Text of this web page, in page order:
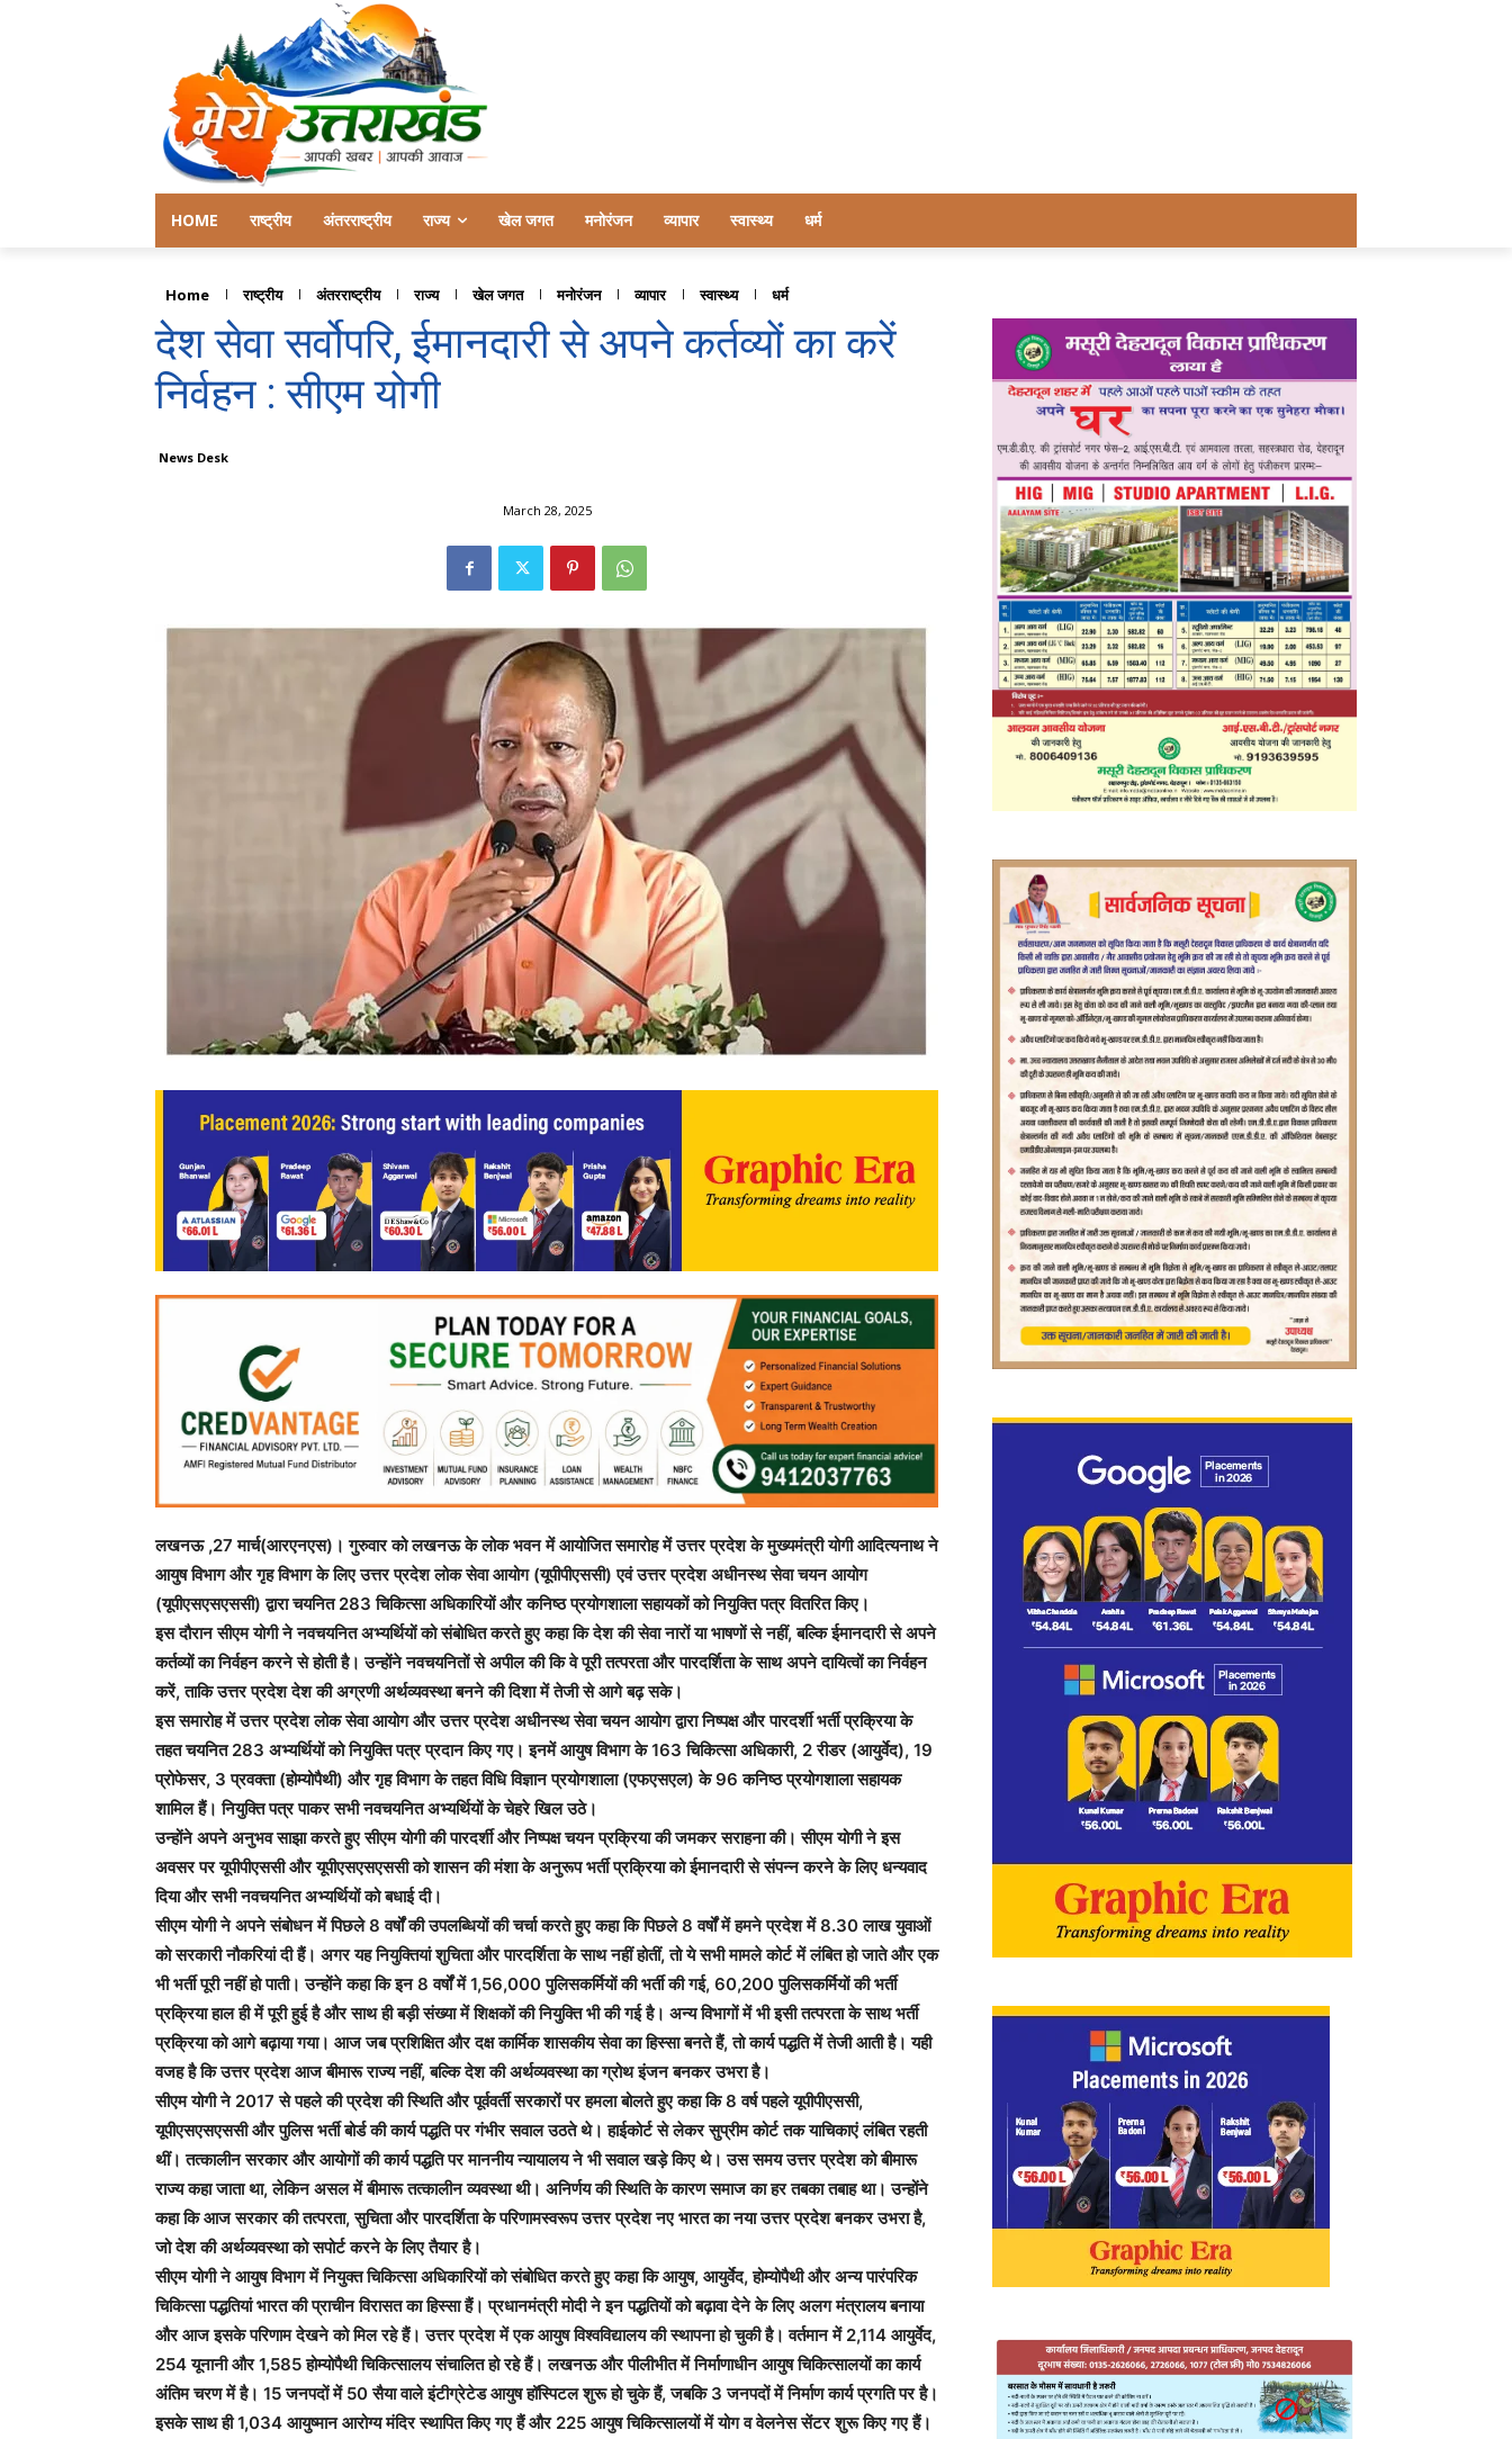
HOME राष्ट्रीय अंतरराष्ट्रीय राज्य खेल जगत मनोरंजन व्यापार स्वास्थ्य धर्म
Home राष्ट्रीय अंतरराष्ट्रीय राज्य खेल जगत मनोरंजन व्यापार स्वास्थ्य धर्म
देश सेवा सर्वोपरि, ईमानदारी से अपने कर्तव्यों का करें
निर्वहन : सीएम योगी
News Desk
March 28, 2025
लखनऊ ,27 मार्च(आरएनएस)। गुरुवार को लखनऊ के लोक भवन में आयोजित समारोह में उत्तर प्रदेश के मुख्यमंत्री योगी आदित्यनाथ ने
आयुष विभाग और गृह विभाग के लिए उत्तर प्रदेश लोक सेवा आयोग (यूपीपीएससी) एवं उत्तर प्रदेश अधीनस्थ सेवा चयन आयोग
(यूपीएसएसएससी) द्वारा चयनित 283 चिकित्सा अधिकारियों और कनिष्ठ प्रयोगशाला सहायकों को नियुक्ति पत्र वितरित किए।
इस दौरान सीएम योगी ने नवचयनित अभ्यर्थियों को संबोधित करते हुए कहा कि देश की सेवा नारों या भाषणों से नहीं, बल्कि ईमानदारी से अपने
कर्तव्यों का निर्वहन करने से होती है। उन्होंने नवचयनितों से अपील की कि वे पूरी तत्परता और पारदर्शिता के साथ अपने दायित्वों का निर्वहन
करें, ताकि उत्तर प्रदेश देश की अग्रणी अर्थव्यवस्था बनने की दिशा में तेजी से आगे बढ़ सके।
इस समारोह में उत्तर प्रदेश लोक सेवा आयोग और उत्तर प्रदेश अधीनस्थ सेवा चयन आयोग द्वारा निष्पक्ष और पारदर्शी भर्ती प्रक्रिया के
तहत चयनित 283 अभ्यर्थियों को नियुक्ति पत्र प्रदान किए गए। इनमें आयुष विभाग के 163 चिकित्सा अधिकारी, 2 रीडर (आयुर्वेद), 19
प्रोफेसर, 3 प्रवक्ता (होम्योपैथी) और गृह विभाग के तहत विधि विज्ञान प्रयोगशाला (एफएसएल) के 96 कनिष्ठ प्रयोगशाला सहायक
शामिल हैं। नियुक्ति पत्र पाकर सभी नवचयनित अभ्यर्थियों के चेहरे खिल उठे।
उन्होंने अपने अनुभव साझा करते हुए सीएम योगी की पारदर्शी और निष्पक्ष चयन प्रक्रिया की जमकर सराहना की। सीएम योगी ने इस
अवसर पर यूपीपीएससी और यूपीएसएसएससी को शासन की मंशा के अनुरूप भर्ती प्रक्रिया को ईमानदारी से संपन्न करने के लिए धन्यवाद
दिया और सभी नवचयनित अभ्यर्थियों को बधाई दी।
सीएम योगी ने अपने संबोधन में पिछले 8 वर्षों की उपलब्धियों की चर्चा करते हुए कहा कि पिछले 8 वर्षों में हमने प्रदेश में 8.30 लाख युवाओं
को सरकारी नौकरियां दी हैं। अगर यह नियुक्तियां शुचिता और पारदर्शिता के साथ नहीं होतीं, तो ये सभी मामले कोर्ट में लंबित हो जाते और एक
भी भर्ती पूरी नहीं हो पाती। उन्होंने कहा कि इन 8 वर्षों में 1,56,000 पुलिसकर्मियों की भर्ती की गई, 60,200 पुलिसकर्मियों की भर्ती
प्रक्रिया हाल ही में पूरी हुई है और साथ ही बड़ी संख्या में शिक्षकों की नियुक्ति भी की गई है। अन्य विभागों में भी इसी तत्परता के साथ भर्ती
प्रक्रिया को आगे बढ़ाया गया। आज जब प्रशिक्षित और दक्ष कार्मिक शासकीय सेवा का हिस्सा बनते हैं, तो कार्य पद्धति में तेजी आती है। यही
वजह है कि उत्तर प्रदेश आज बीमारू राज्य नहीं, बल्कि देश की अर्थव्यवस्था का ग्रोथ इंजन बनकर उभरा है।
सीएम योगी ने 2017 से पहले की प्रदेश की स्थिति और पूर्ववर्ती सरकारों पर हमला बोलते हुए कहा कि 8 वर्ष पहले यूपीपीएससी,
यूपीएसएसएससी और पुलिस भर्ती बोर्ड की कार्य पद्धति पर गंभीर सवाल उठते थे। हाईकोर्ट से लेकर सुप्रीम कोर्ट तक याचिकाएं लंबित रहती
थीं। तत्कालीन सरकार और आयोगों की कार्य पद्धति पर माननीय न्यायालय ने भी सवाल खड़े किए थे। उस समय उत्तर प्रदेश को बीमारू
राज्य कहा जाता था, लेकिन असल में बीमारू तत्कालीन व्यवस्था थी। अनिर्णय की स्थिति के कारण समाज का हर तबका तबाह था। उन्होंने
कहा कि आज सरकार की तत्परता, सुचिता और पारदर्शिता के परिणामस्वरूप उत्तर प्रदेश नए भारत का नया उत्तर प्रदेश बनकर उभरा है,
जो देश की अर्थव्यवस्था को सपोर्ट करने के लिए तैयार है।
सीएम योगी ने आयुष विभाग में नियुक्त चिकित्सा अधिकारियों को संबोधित करते हुए कहा कि आयुष, आयुर्वेद, होम्योपैथी और अन्य पारंपरिक
चिकित्सा पद्धतियां भारत की प्राचीन विरासत का हिस्सा हैं। प्रधानमंत्री मोदी ने इन पद्धतियों को बढ़ावा देने के लिए अलग मंत्रालय बनाया
और आज इसके परिणाम देखने को मिल रहे हैं। उत्तर प्रदेश में एक आयुष विश्वविद्यालय की स्थापना हो चुकी है। वर्तमान में 2,114 आयुर्वेद,
254 यूनानी और 1,585 होम्योपैथी चिकित्सालय संचालित हो रहे हैं। लखनऊ और पीलीभीत में निर्माणाधीन आयुष चिकित्सालयों का कार्य
अंतिम चरण में है। 15 जनपदों में 50 सैया वाले इंटीग्रेटेड आयुष हॉस्पिटल शुरू हो चुके हैं, जबकि 3 जनपदों में निर्माण कार्य प्रगति पर है।
इसके साथ ही 1,034 आयुष्मान आरोग्य मंदिर स्थापित किए गए हैं और 225 आयुष चिकित्सालयों में योग व वेलनेस सेंटर शुरू किए गए हैं।